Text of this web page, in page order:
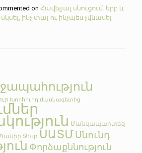
onՀավելյալ սնուցում. երբ և
ինչ տալ ու ինչպես չվնասել
Խորհուրդ մասնագետից
Մանկապարտեզ
Ջուր ՍԱՏՄՍնունդ
Փորձաքննություն